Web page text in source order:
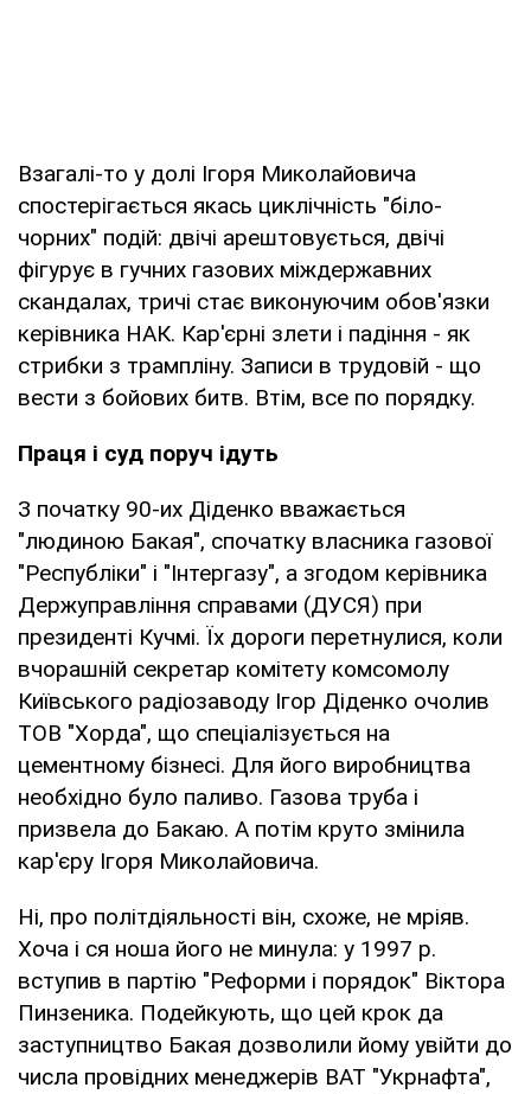
Взагалі-то у долі Ігоря Миколайовича
спостерігається якась циклічність "біло-
чорних" подій: двічі арештовується, двічі
фігурує в гучних газових міждержавних
скандалах, тричі стає виконуючим обов'язки
керівника НАК. Кар'єрні злети і падіння - як
стрибки з трампліну. Записи в трудовій - що
вести з бойових битв. Втім, все по порядку.
Праця і суд поруч ідуть
З початку 90-их Діденко вважається
"людиною Бакая", спочатку власника газової
"Республіки" і "Інтергазу", а згодом керівника
Держуправління справами (ДУСЯ) при
президенті Кучмі. Їх дороги перетнулися, коли
вчорашній секретар комітету комсомолу
Київського радіозаводу Ігор Діденко очолив
ТОВ "Хорда", що спеціалізується на
цементному бізнесі. Для його виробництва
необхідно було паливо. Газова труба і
призвела до Бакаю. А потім круто змінила
кар'єру Ігоря Миколайовича.
Ні, про політдіяльності він, схоже, не мріяв.
Хоча і ся ноша його не минула: у 1997 р.
вступив в партію "Реформи і порядок" Віктора
Пинзеника. Подейкують, що цей крок да
заступництво Бакая дозволили йому увійти до
числа провідних менеджерів ВАТ "Укрнафта",